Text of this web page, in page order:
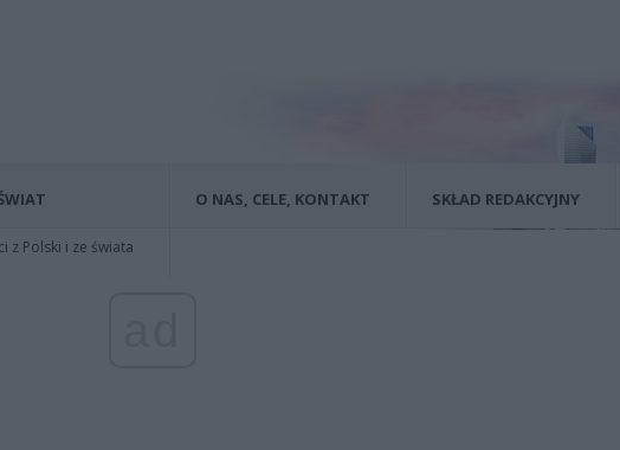
z Polski i ze świata
O NAS, CELE, KONTAKT SKŁAD REDAKCYJNY